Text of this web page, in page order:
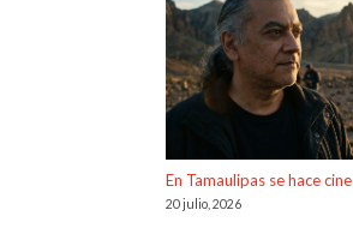
En Tamaulipas se hace cine
20 julio, 2026